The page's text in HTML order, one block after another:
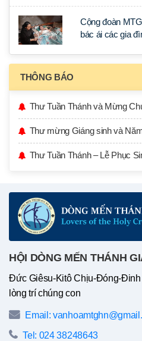
Cộng đoàn
bác ái các gia
THÔNG BÁO
Thư Tuần Thánh và Mừng
Thư mừng Giáng sinh và
Thư Tuần Thánh – Lễ Phục
HỘI DÒNG MẾN THÁNH
Đức Giêsu-Kitô Chịu-Đóng-
lòng trí chúng con
Email:
Tel: 024 38248643